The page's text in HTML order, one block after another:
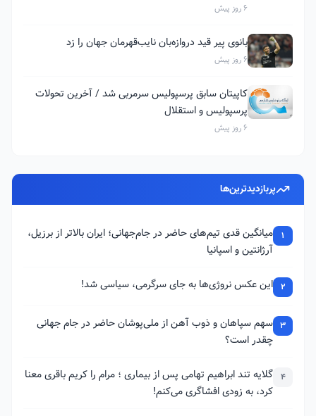
6 روز پیش
بانوی پیر قید دروازه‌بان نایب‌قهرمان جهان را زد
6 روز پیش
کاپیتان سابق پرسپولیس سرمربی شد / آخرین تحولات
پرسپولیس و استقلال
6 روز پیش
پربازدیدترین‌ها
1
میانگین قدی تیم‌های حاضر در جام‌جهانی؛ ایران بالاتر از برزیل،
آرژانتین و اسپانیا
2 این عکس نروژی‌ها به جای سرگرمی، سیاسی شد!
3 سهم سپاهان و ذوب آهن از ملی‌پوشان حاضر در جام جهانی
چقدر است؟
4 گلایه تند ابراهیم تهامی پس از بیماری ؛ مرام را کریم باقری معنا
کرد، به زودی افشاگری می‌کنم!